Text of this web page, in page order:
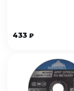
433 ₽